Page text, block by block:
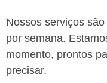
Nossos serviços
por semana.
momento, prontos
precisar.